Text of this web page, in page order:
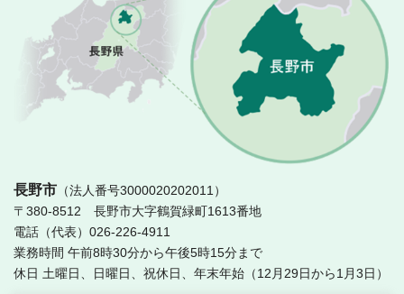
長野市 （法人番号3000020202011）
〒380-8512 長野市大字鶴賀緑町1613番地
電話（代表）026-226-4911
業務時間 午前8時30分から午後5時15分まで
休日 土曜日、日曜日、祝休日、年末年始（12月29日から1月3日）